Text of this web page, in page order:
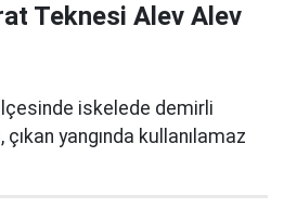
Teknesi Alev Alev
iskelede demirli
yangında kullanılamaz